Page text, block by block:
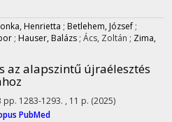
Henrietta ; Betlehem, József ;
; Hauser, Balázs ; Ács, Zoltán ; Zima,
az alapszintű újraélesztés
pp. 1283-1293. , 11 p. (2025)
PubMed